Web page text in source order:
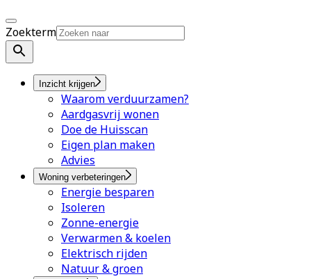
Zoekterm
Inzicht krijgen
Waarom verduurzamen?
Aardgasvrij wonen
Doe de Huisscan
Eigen plan maken
Advies
Woning verbeteringen
Energie besparen
Isoleren
Zonne-energie
Verwarmen & koelen
Elektrisch rijden
Natuur & groen